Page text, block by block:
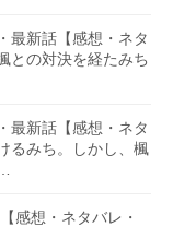
最新話【感想・ネタ
との対決を経たみち
最新話【感想・ネタ
るみち。しかし、楓
感想・ネタバレ・